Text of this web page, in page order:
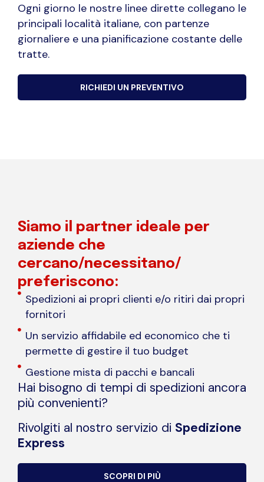
Ogni giorno le nostre linee dirette collegano le
principali località italiane, con partenze
giornaliere e una pianificazione costante delle
tratte.
RICHIEDI UN PREVENTIVO
Siamo il partner ideale per
aziende che
cercano/necessitano/
preferiscono:
Spedizioni ai propri clienti e/o ritiri dai propri
fornitori
Un servizio affidabile ed economico che ti
permette di gestire il tuo budget
Gestione mista di pacchi e bancali
Hai bisogno di tempi di spedizioni ancora
più convenienti?
Rivolgiti al nostro servizio di Spedizione
Express
SCOPRI DI PIÙ